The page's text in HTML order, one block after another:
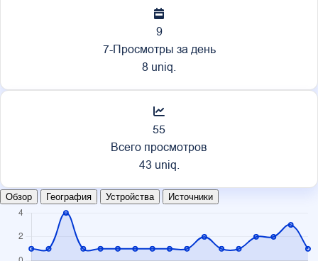
9
7-Просмотры за день
8 uniq.
55
Всего просмотров
43 uniq.
Обзор География Устройства Источники